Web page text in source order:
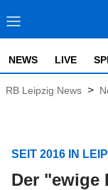
NEWS LIVE
RB Leipzig News >
SEIT 2016 IN
Der "ewige